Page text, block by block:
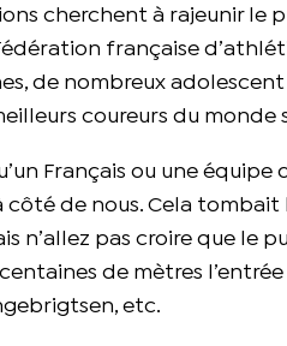
cherchent à rajeunir le
française
de nombreux adolescent
coureurs du monde
Français ou une équipe
de nous. Cela tombait
n’allez pas croire que le
de mètres l’entrée
etc.